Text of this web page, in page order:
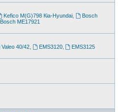
Kefico M(G)798 Кia-Hyundai,
Bosch
Bosch ME17921
Valeo 40/42, EMS3120,
EMS3125